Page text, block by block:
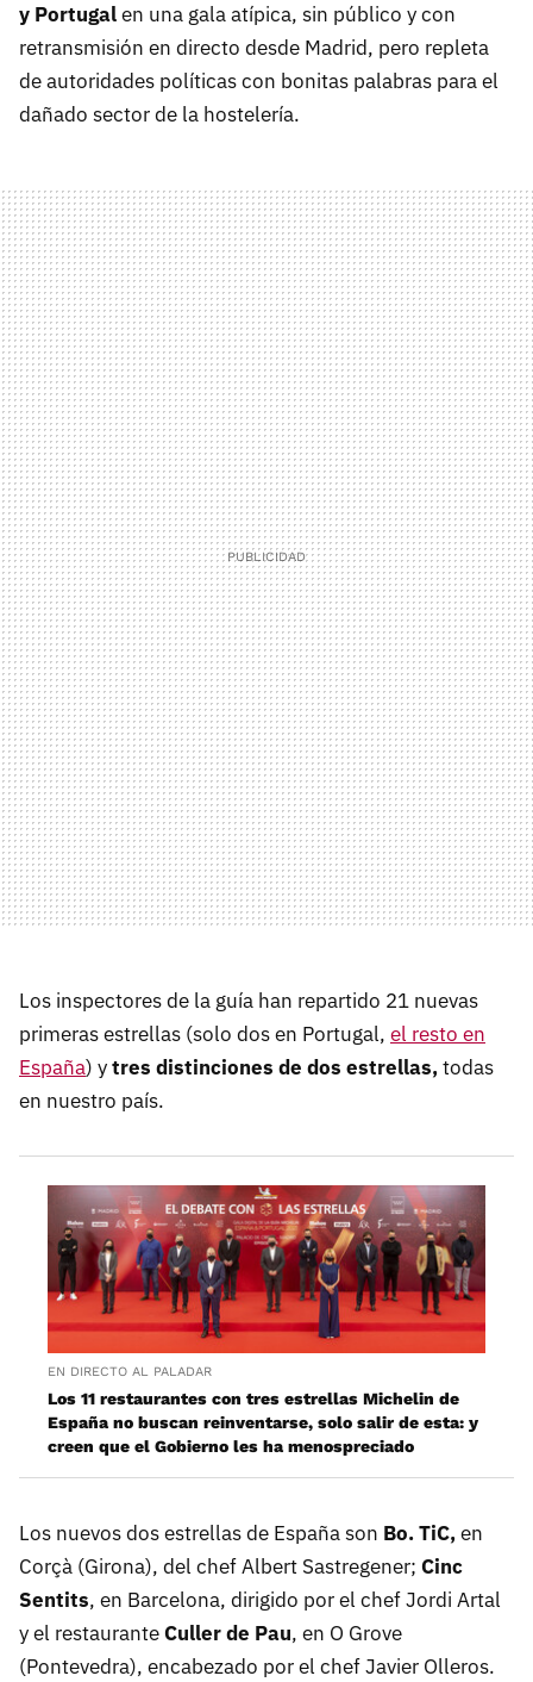
y Portugalen una gala atípica, sin público y con
retransmisión en directo desde Madrid, pero repleta
de autoridades políticas con bonitas palabras para el
dañado sector de la hostelería.
Los inspectores de la guía han repartido 21 nuevas
primeras estrellas (solo dos en Portugal, el resto en
España) ytres distinciones de dos estrellas,todas
en nuestro país.
EN DIRECTO AL PALADAR
Los 11 restaurantes con tres estrellas Michelin de
España no buscan reinventarse, solo salir de esta: y
creen que el Gobierno les ha menospreciado
Los nuevos dos estrellas de España son Bo. TiC,en
Corçà (Girona), del chef Albert Sastregener; Cinc
Sentits, en Barcelona, dirigido por el chef Jordi Artal
y el restauranteCuller de Pau, en O Grove
(Pontevedra), encabezado por el chef Javier Olleros.